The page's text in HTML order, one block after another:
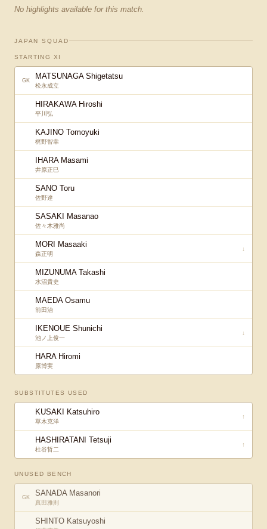
No highlights available for this match.
JAPAN SQUAD
STARTING XI
GK MATSUNAGA Shigetatsu
松永成立
HIRAKAWA Hiroshi
平川弘
KAJINO Tomoyuki
梶野智幸
IHARA Masami
井原正巳
SANO Toru
佐野達
SASAKI Masanao
佐々木雅尚
MORI Masaaki
森正明
↓
MIZUNUMA Takashi
水沼貴史
MAEDA Osamu
前田治
IKENOUE Shunichi
池ノ上俊一
↓
HARA Hiromi
原博実
SUBSTITUTES USED
KUSAKI Katsuhiro
草木克洋
↑
HASHIRATANI Tetsuji
柱谷哲二
↑
UNUSED BENCH
GK SANADA Masanori
真田雅則
SHINTO Katsuyoshi